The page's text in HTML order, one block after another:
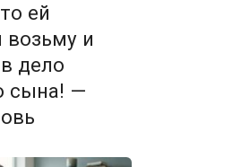
ей
возьму и
дело
сына! —